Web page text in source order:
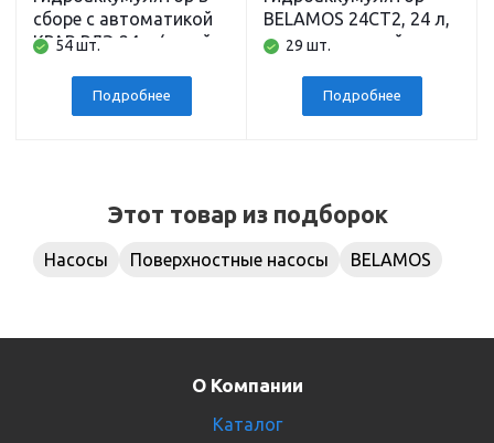
сборе с автоматикой
КРАВ РДЭ 24 л (сухой
гидробак)
54 шт.
Подробнее
BELAMOS 24CT2, 24 л,
горизонтальный,
29 шт.
Подробнее
Этот товар из подборок
Насосы Поверхностные насосы BELAMOS
О Компании
Каталог